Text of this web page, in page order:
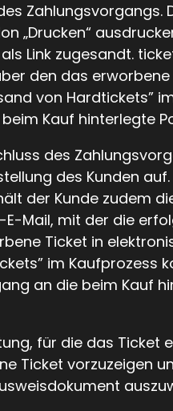
Zahlungsvorgangs.
„Drucken“
Link zugesandt.
den das
von Hardtickets”
Kauf hinterlegte
des
des Kunden auf.
der Kunde zudem
Mail, mit der die
Ticket in
im Kaufprozess
an die beim Kauf
für die das Ticket
Ticket vorzuzeigen